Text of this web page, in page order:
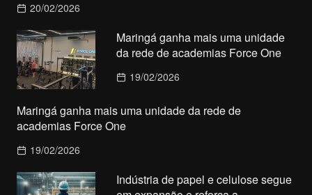
20/02/2026
Maringá ganha mais uma unidade
da rede de academias Force One
19/02/2026
Maringá ganha mais uma unidade da rede de
academias Force One
19/02/2026
Indústria de papel e celulose segue